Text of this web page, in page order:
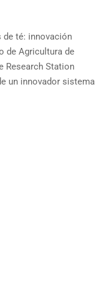
té: innovación
de Agricultura de
Research Station
un innovador sistema